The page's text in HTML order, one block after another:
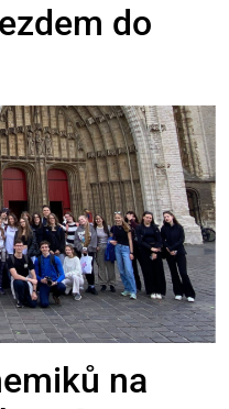
do
na